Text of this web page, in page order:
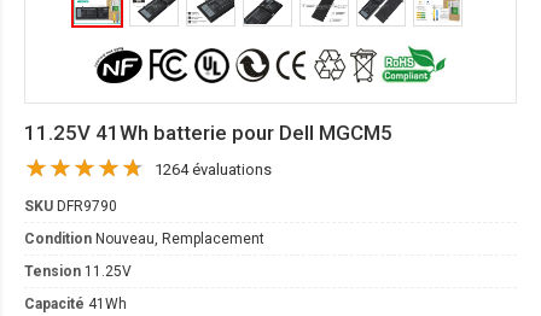
11.25V 41Wh batterie pour Dell MGCM5
1264 évaluations
SKU DFR9790
Condition Nouveau, Remplacement
Tension 11.25V
Capacité 41Wh